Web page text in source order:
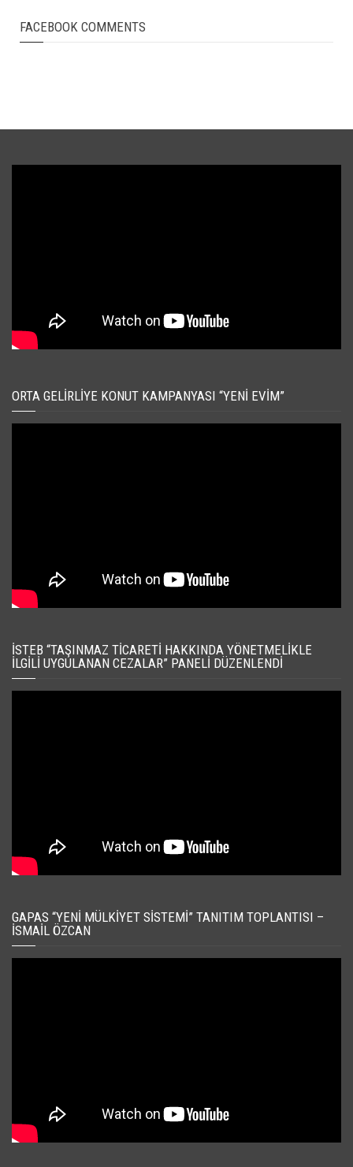
FACEBOOK COMMENTS
ORTA GELIRLIYE KONUT KAMPANYASI “YENI EVIM”
İSTEB “TAŞINMAZ TICARETI HAKKINDA YÖNETMELIKLE
İLGILI UYGULANAN CEZALAR” PANELI DÜZENLENDI
GAPAS “YENI MÜLKIYET SISTEMI” TANITIM TOPLANTISI –
İSMAIL ÖZCAN